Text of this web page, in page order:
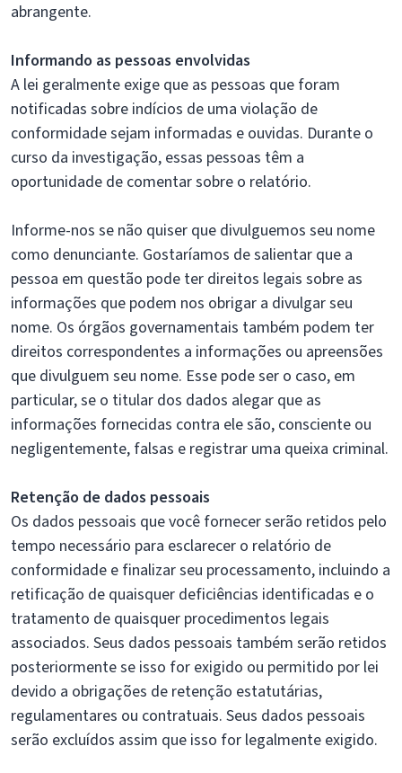
abrangente.
Informando as pessoas envolvidas
A lei geralmente exige que as pessoas que foram
notificadas sobre indícios de uma violação de
conformidade sejam informadas e ouvidas. Durante o
curso da investigação, essas pessoas têm a
oportunidade de comentar sobre o relatório.
Informe-nos se não quiser que divulguemos seu nome
como denunciante. Gostaríamos de salientar que a
pessoa em questão pode ter direitos legais sobre as
informações que podem nos obrigar a divulgar seu
nome. Os órgãos governamentais também podem ter
direitos correspondentes a informações ou apreensões
que divulguem seu nome. Esse pode ser o caso, em
particular, se o titular dos dados alegar que as
informações fornecidas contra ele são, consciente ou
negligentemente, falsas e registrar uma queixa criminal.
Retenção de dados pessoais
Os dados pessoais que você fornecer serão retidos pelo
tempo necessário para esclarecer o relatório de
conformidade e finalizar seu processamento, incluindo a
retificação de quaisquer deficiências identificadas e o
tratamento de quaisquer procedimentos legais
associados. Seus dados pessoais também serão retidos
posteriormente se isso for exigido ou permitido por lei
devido a obrigações de retenção estatutárias,
regulamentares ou contratuais. Seus dados pessoais
serão excluídos assim que isso for legalmente exigido.